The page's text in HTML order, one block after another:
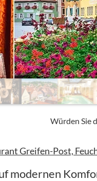
Würden Sie
Greifen-Post,
modernen